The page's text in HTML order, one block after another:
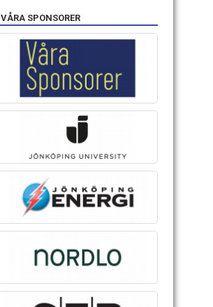
VÅRA SPONSORER